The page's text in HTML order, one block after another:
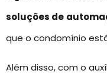
soluções de
que o condomínio
Além disso, com o